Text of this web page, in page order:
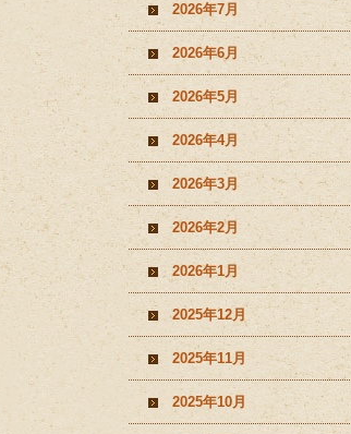
2026年7月
2026年6月
2026年5月
2026年4月
2026年3月
2026年2月
2026年1月
2025年12月
2025年11月
2025年10月